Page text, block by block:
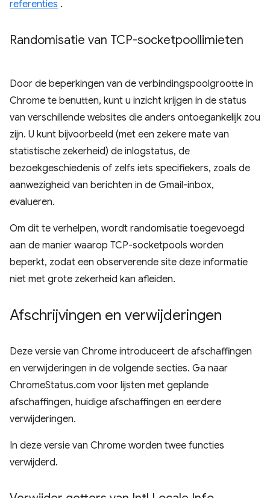
referenties .
Randomisatie van TCP-socketpoollimieten
Door de beperkingen van de verbindingspoolgrootte in
Chrome te benutten, kunt u inzicht krijgen in de status
van verschillende websites die anders ontoegankelijk zou
zijn. U kunt bijvoorbeeld (met een zekere mate van
statistische zekerheid) de inlogstatus, de
bezoekgeschiedenis of zelfs iets specifiekers, zoals de
aanwezigheid van berichten in de Gmail-inbox,
evalueren.
Om dit te verhelpen, wordt randomisatie toegevoegd
aan de manier waarop TCP-socketpools worden
beperkt, zodat een observerende site deze informatie
niet met grote zekerheid kan afleiden.
Afschrijvingen en verwijderingen
Deze versie van Chrome introduceert de afschaffingen
en verwijderingen in de volgende secties. Ga naar
ChromeStatus.com voor lijsten met geplande
afschaffingen, huidige afschaffingen en eerdere
verwijderingen.
In deze versie van Chrome worden twee functies
verwijderd.